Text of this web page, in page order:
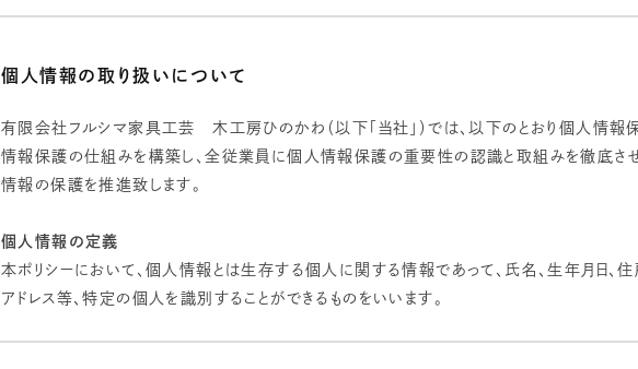
個人情報の取り扱いについて
有限会社フルシマ家具工芸 木工房ひのかわ（以下「当社」）では、以下のとおり個人情報
情報保護の仕組みを構築し、全従業員に個人情報保護の重要性の認識と取組みを徹底させ
情報の保護を推進致します。
個人情報の定義
本ポリシーにおいて、個人情報とは生存する個人に関する情報であって、氏名、生年月日、住
アドレス等、特定の個人を識別することができるものをいいます。